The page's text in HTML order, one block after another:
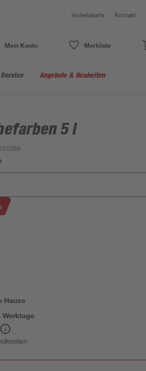
Vorteilskarte Kontakt
Mein Konto Merkliste
Angebote & Neuheiten
5 l
Hause
Werktage